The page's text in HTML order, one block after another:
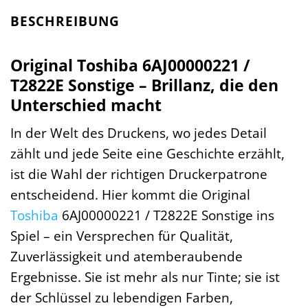
BESCHREIBUNG
Original Toshiba 6AJ00000221 /
T2822E Sonstige – Brillanz, die den
Unterschied macht
In der Welt des Druckens, wo jedes Detail
zählt und jede Seite eine Geschichte erzählt,
ist die Wahl der richtigen Druckerpatrone
entscheidend. Hier kommt die Original
Toshiba 6AJ00000221 / T2822E Sonstige ins
Spiel – ein Versprechen für Qualität,
Zuverlässigkeit und atemberaubende
Ergebnisse. Sie ist mehr als nur Tinte; sie ist
der Schlüssel zu lebendigen Farben,